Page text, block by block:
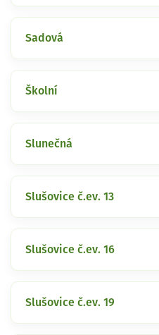
Sadová
Školní
Slunečná
Slušovice č.ev. 13
Slušovice č.ev. 16
Slušovice č.ev. 19